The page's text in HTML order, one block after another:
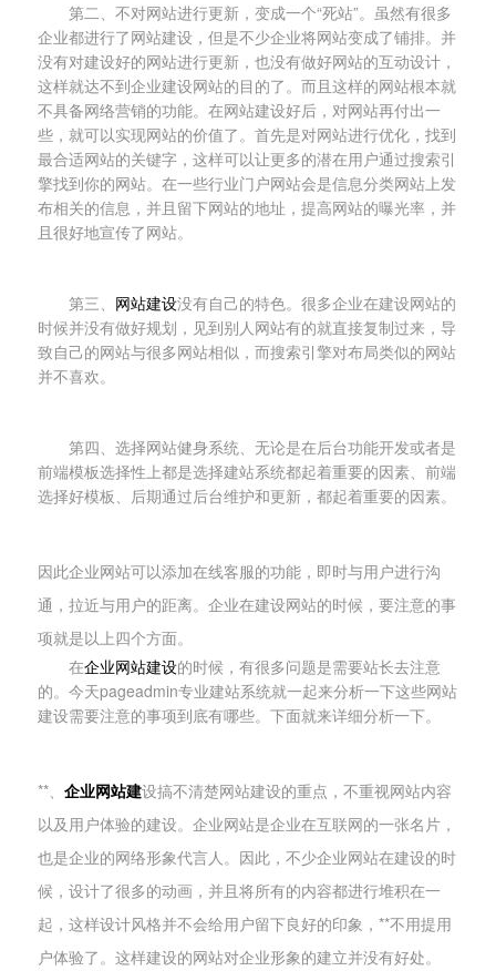
第二、不对网站进行更新，变成一个“死站”。虽然有很多
企业都进行了网站建设，但是不少企业将网站变成了铺排。并
没有对建设好的网站进行更新，也没有做好网站的互动设计，
这样就达不到企业建设网站的目的了。而且这样的网站根本就
不具备网络营销的功能。在网站建设好后，对网站再付出一
些，就可以实现网站的价值了。首先是对网站进行优化，找到
最合适网站的关键字，这样可以让更多的潜在用户通过搜索引
擎找到你的网站。在一些行业门户网站会是信息分类网站上发
布相关的信息，并且留下网站的地址，提高网站的曝光率，并
且很好地宣传了网站。
第三、 网站建设没有自己的特色。很多企业在建设网站的
时候并没有做好规划，见到别人网站有的就直接复制过来，导
致自己的网站与很多网站相似，而搜索引擎对布局类似的网站
并不喜欢。
第四、选择网站健身系统、无论是在后台功能开发或者是
前端模板选择性上都是选择建站系统都起着重要的因素、前端
选择好模板、后期通过后台维护和更新，都起着重要的因素。
因此企业网站可以添加在线客服的功能，即时与用户进行沟
通，拉近与用户的距离。企业在建设网站的时候，要注意的事
项就是以上四个方面。
在企业网站建设的时候，有很多问题是需要站长去注意
的。今天pageadmin专业建站系统就一起来分析一下这些网站
建设需要注意的事项到底有哪些。下面就来详细分析一下。
**、 企业网站建设搞不清楚网站建设的重点，不重视网站内容
以及用户体验的建设。企业网站是企业在互联网的一张名片，
也是企业的网络形象代言人。因此，不少企业网站在建设的时
候，设计了很多的动画，并且将所有的内容都进行堆积在一
起，这样设计风格并不会给用户留下良好的印象，**不用提用
户体验了。这样建设的网站对企业形象的建立并没有好处。